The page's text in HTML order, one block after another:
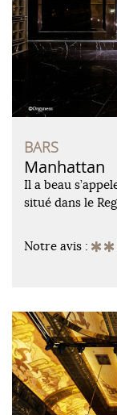
BARS
Manhattan
Il a beau
situé dans le
Notre avis :